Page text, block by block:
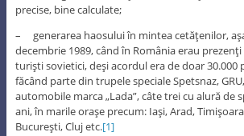
precise, bine calculate;
– generarea haosului în mintea cetăţenilor,
decembrie 1989, când în România erau prezenţi
turişti sovietici, deşi acordul era de doar 30.000
făcând parte din trupele speciale Spetsnaz,
automobile marca „Lada”, câte trei cu alură de
ani, în marile oraşe precum: Iaşi, Arad,
Bucureşti, Cluj etc.[1]